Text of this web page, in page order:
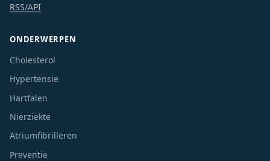
RSS/API
ONDERWERPEN
Cholesterol
Hypertensie
Hartfalen
Nierziekte
Atriumfibrilleren
Preventie